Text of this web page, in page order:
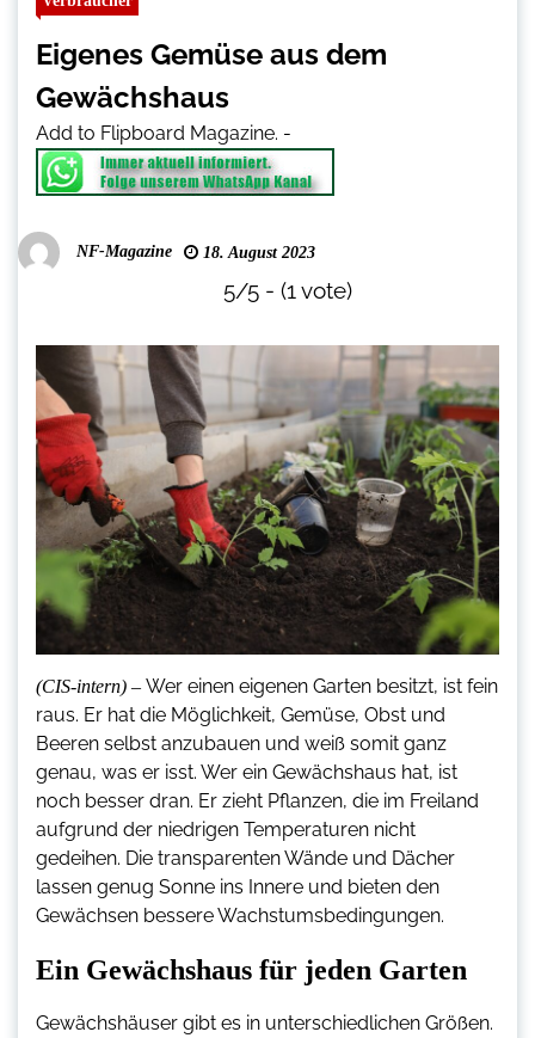
Eigenes Gemüse aus dem
Gewächshaus
Add to Flipboard Magazine. -
NF-Magazine 18. August 2023
5/5 - (1 vote)
(CIS-intern) – Wer einen eigenen Garten besitzt, ist fein
raus. Er hat die Möglichkeit, Gemüse, Obst und
Beeren selbst anzubauen und weiß somit ganz
genau, was er isst. Wer ein Gewächshaus hat, ist
noch besser dran. Er zieht Pflanzen, die im Freiland
aufgrund der niedrigen Temperaturen nicht
gedeihen. Die transparenten Wände und Dächer
lassen genug Sonne ins Innere und bieten den
Gewächsen bessere Wachstumsbedingungen.
Ein Gewächshaus für jeden Garten
Gewächshäuser gibt es in unterschiedlichen Größen.